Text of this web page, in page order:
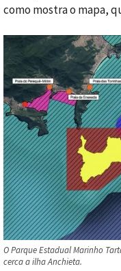
como mostra o mapa,
O Parque Estadual Marinho
cerca a ilha Anchieta.